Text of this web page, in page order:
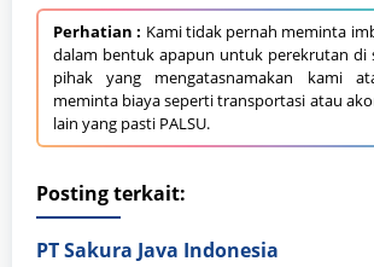
Perhatian : Kami tidak pernah meminta
dalam bentuk apapun untuk perekrutan di
pihak yang mengatasnamakan kami
meminta biaya seperti transportasi atau
lain yang pasti PALSU.
Posting terkait:
PT Sakura Java Indonesia